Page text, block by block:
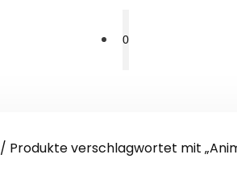
0
/ Produkte verschlagwortet mit